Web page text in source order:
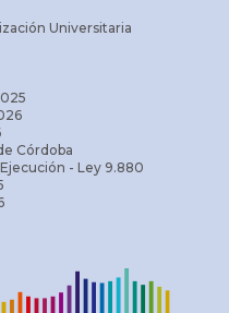
Universitaria
Córdoba
- Ley 9.880